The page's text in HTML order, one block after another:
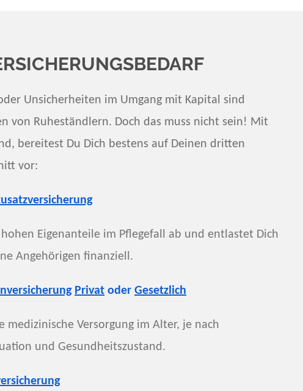
Unsicherheiten im Umgang mit Kapital sind
von Ruheständlern. Doch das muss nicht sein! Mit
bereitest Du Dich bestens auf Deinen dritten
vor:
hohen Eigenanteile im Pflegefall ab und entlastet Dich
Angehörigen finanziell.
Privat oder Gesetzlich
medizinische Versorgung im Alter, je nach
und Gesundheitszustand.